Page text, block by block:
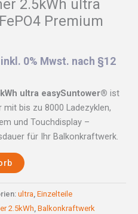
2.5kWh ultra
Premium
inkl. 0% Mwst. nach §12
ultra easySuntower® ist
mit bis zu 8000 Ladezyklen,
und Touchdisplay –
für Ihr Balkonkraftwerk.
ultra, Einzelteile
2.5kWh, Balkonkraftwerk